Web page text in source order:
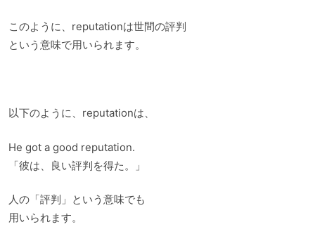
このように、reputationは世間の評判
という意味で用いられます。
以下のように、reputationは、
He got a good reputation.
「彼は、良い評判を得た。」
人の「評判」という意味でも
用いられます。